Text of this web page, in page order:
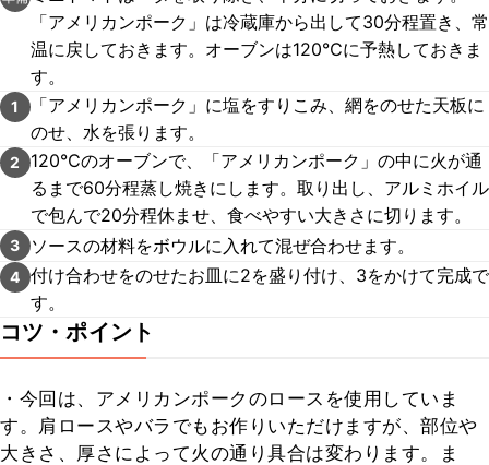
「アメリカンポーク」は冷蔵庫から出して30分程置き、常
温に戻しておきます。オーブンは120℃に予熱しておきま
す。
1
「アメリカンポーク」に塩をすりこみ、網をのせた天板に
のせ、水を張ります。
2
120℃のオーブンで、「アメリカンポーク」の中に火が通
るまで60分程蒸し焼きにします。取り出し、アルミホイル
で包んで20分程休ませ、食べやすい大きさに切ります。
3 ソースの材料をボウルに入れて混ぜ合わせます。
4 付け合わせをのせたお皿に2を盛り付け、3をかけて完成で
す。
コツ・ポイント
・今回は、アメリカンポークのロースを使用していま
す。肩ロースやバラでもお作りいただけますが、部位や
大きさ、厚さによって火の通り具合は変わります。ま